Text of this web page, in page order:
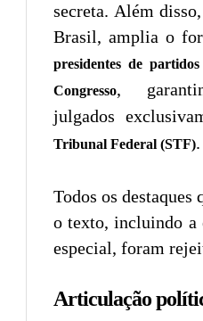
secreta. Além
Brasil, amplia o
presidentes de
Congresso,
julgados
Tribunal Federal (STF).
Todos os destaques
o texto, incluindo a
especial, foram
Articulação